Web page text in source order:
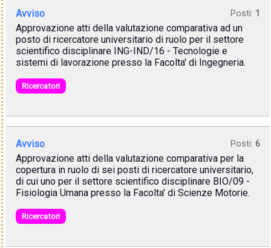
Avviso Posti: 1
Approvazione atti della valutazione comparativa ad un
posto di ricercatore universitario di ruolo per il settore
scientifico disciplinare ING-IND/16 - Tecnologie e
sistemi di lavorazione presso la Facolta' di Ingegneria.
Ricercatori
Avviso Posti: 6
Approvazione atti della valutazione comparativa per la
copertura in ruolo di sei posti di ricercatore universitario,
di cui uno per il settore scientifico disciplinare BIO/09 -
Fisiologia Umana presso la Facolta' di Scienze Motorie.
Ricercatori